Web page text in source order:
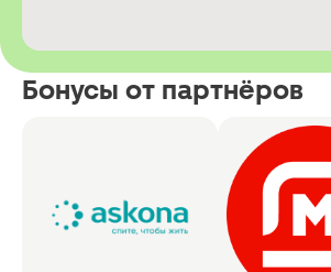
Бонусы от партнёров